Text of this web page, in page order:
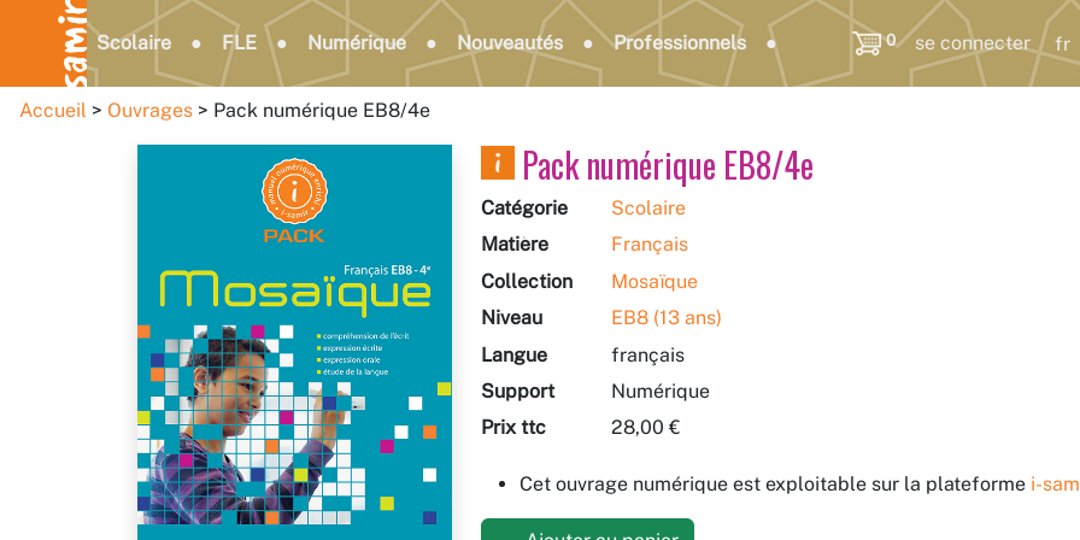
Scolaire FLE Numérique Nouveautés Professionnels 0 se connecter
Accueil Ouvrages Pack numérique EB8/4e
Pack numérique EB8/4e
Catégorie
Scolaire
Matière
Français
Collection
Mosaïque
Niveau
EB8 (13 ans)
Langue
français
Support
Numérique
Prix ttc
28,00 €
Cet ouvrage numérique est exploitable sur la plateforme i-